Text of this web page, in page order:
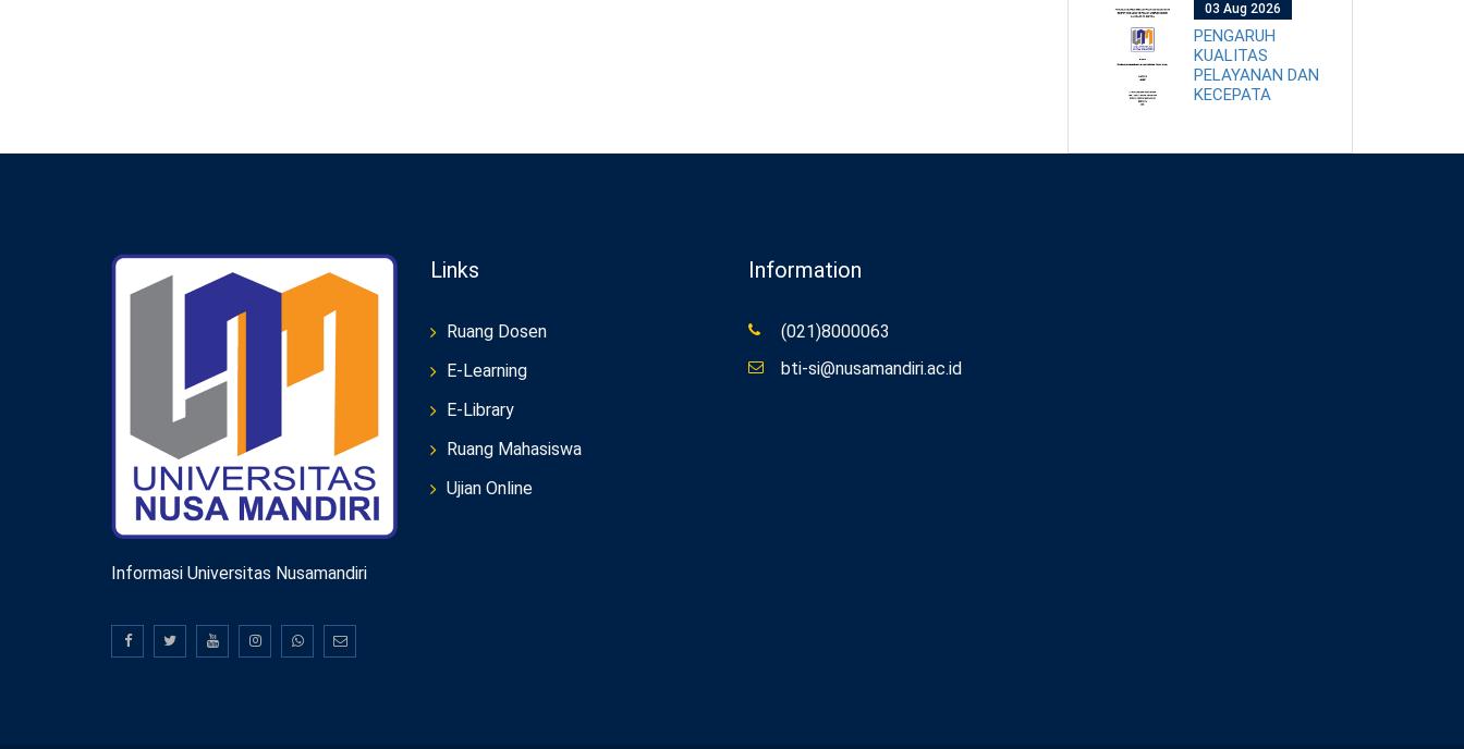
03 Aug 2026
PENGARUH
KUALITAS
PELAYANAN DAN
KECEPATA
Informasi Universitas Nusamandiri
Links
Ruang Dosen
E-Learning
E-Library
Ruang Mahasiswa
Ujian Online
Information
(021)8000063
bti-si@nusamandiri.ac.id